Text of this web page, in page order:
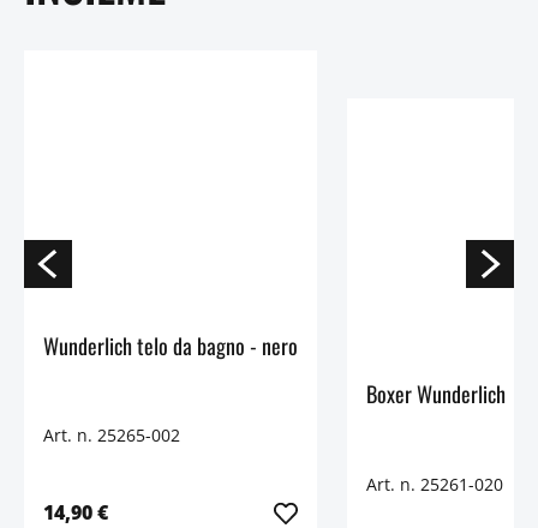
Wunderlich telo da bagno - nero
Art. n. 25265-002
14,90 €
Boxer Wunderlich
Art. n. 25261-020